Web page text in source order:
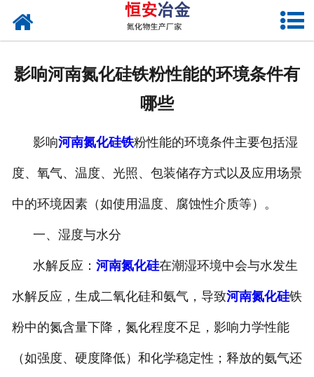
影响河南氮化硅铁粉性能的环境条件有
哪些
影响河南氮化硅铁粉性能的环境条件主要包括湿
度、氧气、温度、光照、包装储存方式以及应用场景
中的环境因素（如使用温度、腐蚀性介质等）。
一、湿度与水分
水解反应： 河南氮化硅在潮湿环境中会与水发生
水解反应，生成二氧化硅和氨气，导致河南氮化硅铁
粉中的氮含量下降，氮化程度不足，影响力学性能
（如强度、硬度降低）和化学稳定性；释放的氨气还